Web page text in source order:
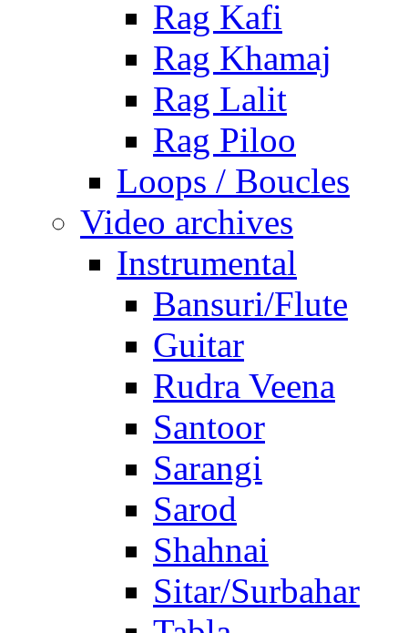
Rag Kafi
Rag Khamaj
Rag Lalit
Rag Piloo
Loops / Boucles
Video archives
Instrumental
Bansuri/Flute
Guitar
Rudra Veena
Santoor
Sarangi
Sarod
Shahnai
Sitar/Surbahar